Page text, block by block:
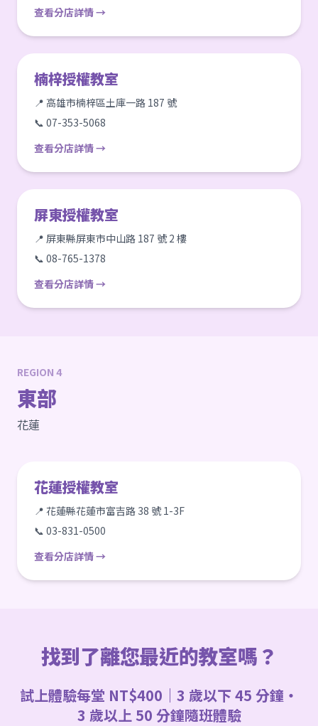
查看分店詳情 →
楠梓授權教室
📍 高雄市楠梓區土庫一路 187 號
📞 07-353-5068
查看分店詳情 →
屏東授權教室
📍 屏東縣屏東市中山路 187 號 2 樓
📞 08-765-1378
查看分店詳情 →
REGION 4
東部
花蓮
花蓮授權教室
📍 花蓮縣花蓮市富吉路 38 號 1-3F
📞 03-831-0500
查看分店詳情 →
找到了離您最近的教室嗎？
試上體驗每堂 NT$400｜3 歲以下 45 分鐘・
3 歲以上 50 分鐘隨班體驗